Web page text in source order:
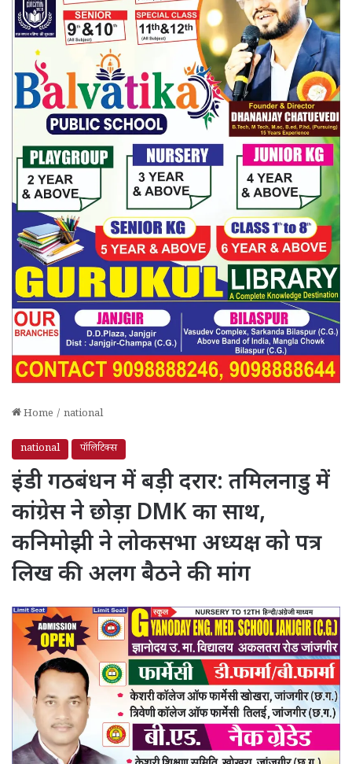
Home / national
national पॉलिटिक्स
इंडी गठबंधन में बड़ी दरार: तमिलनाडु में
कांग्रेस ने छोड़ा DMK का साथ,
कनिमोझी ने लोकसभा अध्यक्ष को पत्र
लिख की अलग बैठने की मांग